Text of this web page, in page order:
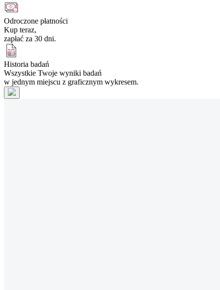
Odroczone płatności
Kup teraz,
zapłać za 30 dni.
Historia badań
Wszystkie Twoje wyniki badań
w jednym miejscu z graficznym wykresem.